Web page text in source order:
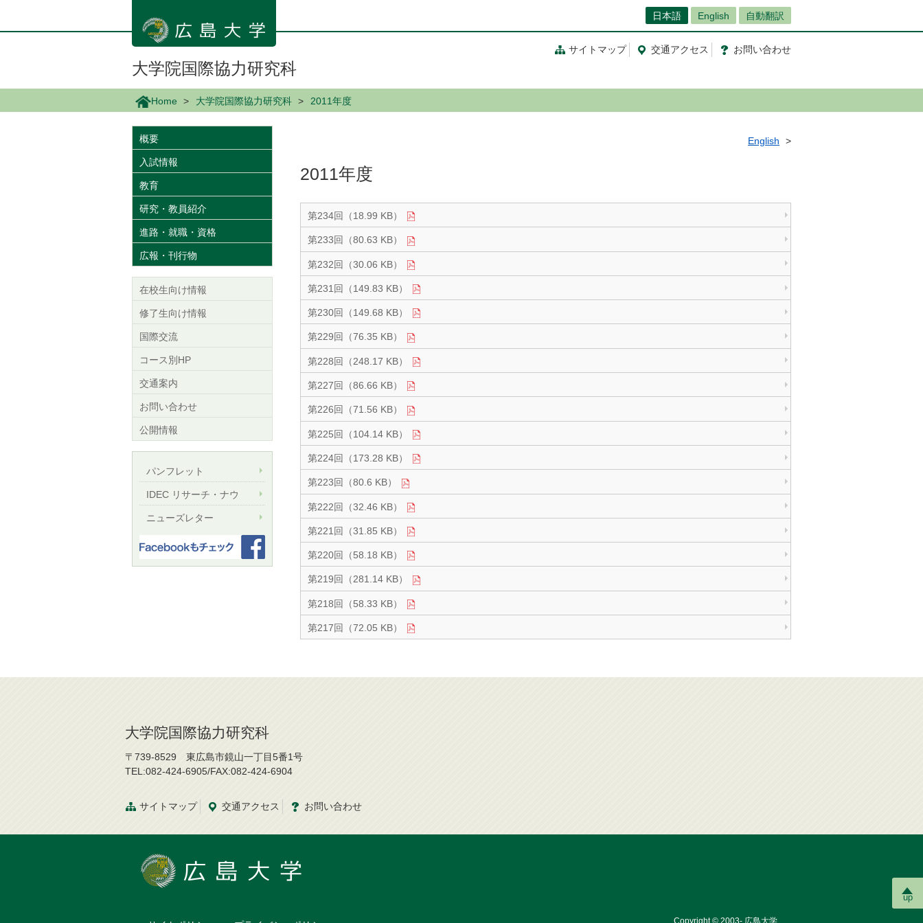
ン
日本語 English 自動翻訳
サイトマップ 交通アクセス お問い合わせ
大学院国際協力研究科
Home 大学院国際協力研究科 2011年度
English
2011年度
第234回（18.99 KB）
第233回（80.63 KB）
第232回（30.06 KB）
第231回（149.83 KB）
第230回（149.68 KB）
第229回（76.35 KB）
第228回（248.17 KB）
第227回（86.66 KB）
第226回（71.56 KB）
第225回（104.14 KB）
第224回（173.28 KB）
第223回（80.6 KB）
第222回（32.46 KB）
第221回（31.85 KB）
第220回（58.18 KB）
第219回（281.14 KB）
第218回（58.33 KB）
第217回（72.05 KB）
概要
入試情報
教育
研究・教員紹介
進路・就職・資格
広報・刊行物
在校生向け情報
修了生向け情報
国際交流
コース別HP
交通案内
お問い合わせ
公開情報
パンフレット
IDEC リサーチ・ナウ
ニューズレター
up
大学院国際協力研究科
〒739-8529 東広島市鏡山一丁目5番1号
TEL:082-424-6905/FAX:082-424-6904
サイトマップ 交通アクセス お問い合わせ